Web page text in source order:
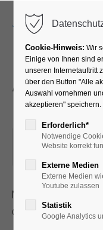
01.03.2026,
Mit fröhlichen und
das Orchester
Cookie-Hinweis: Wir
Einige von Ihnen sind
unseren Internetauftritt
über den Button "Alle
Auswahl vornehmen
akzeptieren" speichern.
Erforderlich*
Notwendige
Website korrekt
Externe Medien
Externe Medien
Youtube zulassen
Statistik
Google Analytics